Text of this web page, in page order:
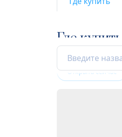
Где купить
Открыта сейчас